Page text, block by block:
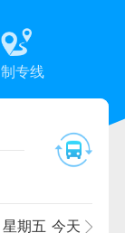
专线
星期五 今天